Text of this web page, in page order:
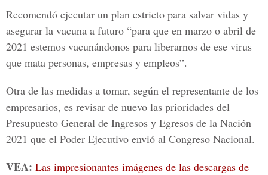
Recomendó ejecutar un plan estricto para salvar vidas y
asegurar la vacuna a futuro “para que en marzo o abril de
2021 estemos vacunándonos para liberarnos de ese virus
que mata personas, empresas y empleos”.
Otra de las medidas a tomar, según el representante de los
empresarios, es revisar de nuevo las prioridades del
Presupuesto General de Ingresos y Egresos de la Nación
2021 que el Poder Ejecutivo envió al Congreso Nacional.
VEA: Las impresionantes imágenes de las descargas de